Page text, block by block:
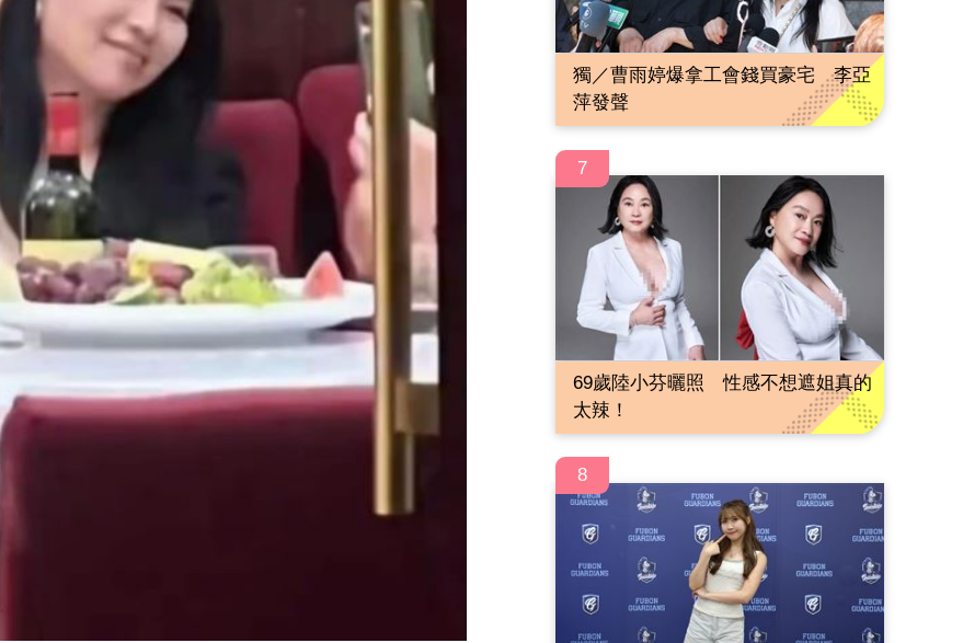
獨／曹雨婷爆拿工會錢買豪宅 李亞
萍發聲
7
69歲陸小芬曬照 性感不想遮姐真的
太辣！
8